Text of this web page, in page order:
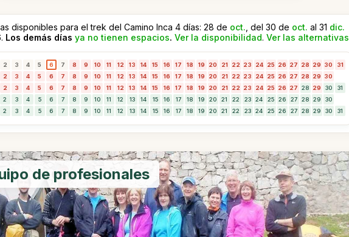
disponibles para el trek del Camino Inca 4 días: 28 de oct. , del 30 de oct. al 31 dic.
Los demás días ya no tienen espacios. Ver la disponibilidad. Ver las alternativas
2 3 4 5 6 7 8 9 10 11 12 13 14 15 16 17 18 19 20 21 22 23 24 25 26 27 28 29 30 31
2 3 4 5 6 7 8 9 10 11 12 13 14 15 16 17 18 19 20 21 22 23 24 25 26 27 28 29 30
2 3 4 5 6 7 8 9 10 11 12 13 14 15 16 17 18 19 20 21 22 23 24 25 26 27 28 29 30 31
2 3 4 5 6 7 8 9 10 11 12 13 14 15 16 17 18 19 20 21 22 23 24 25 26 27 28 29 30
2 3 4 5 6 7 8 9 10 11 12 13 14 15 16 17 18 19 20 21 22 23 24 25 26 27 28 29 30 31
de profesionales